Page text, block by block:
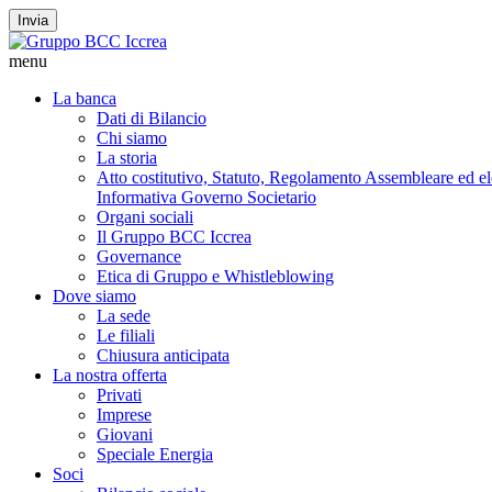
Invia
menu
La banca
Dati di Bilancio
Chi siamo
La storia
Atto costitutivo, Statuto, Regolamento Assembleare ed
Informativa Governo Societario
Organi sociali
Il Gruppo BCC Iccrea
Governance
Etica di Gruppo e Whistleblowing
Dove siamo
La sede
Le filiali
Chiusura anticipata
La nostra offerta
Privati
Imprese
Giovani
Speciale Energia
Soci